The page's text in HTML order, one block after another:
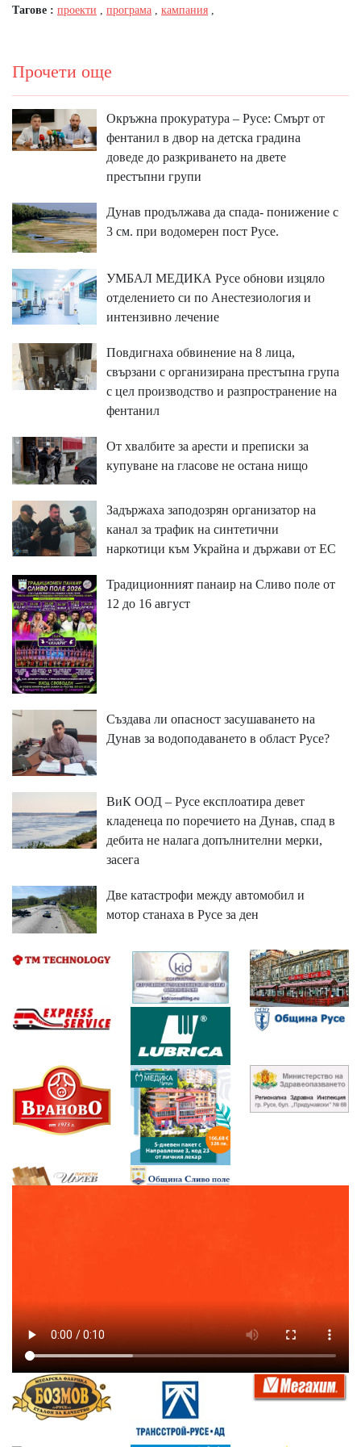
Тагове : проекти , програма , кампания ,
Прочети още
Окръжна прокуратура – Русе: Смърт от
фентанил в двор на детска градина
доведе до разкриването на двете
престъпни групи
Дунав продължава да спада- понижение с
3 см. при водомерен пост Русе.
УМБАЛ МЕДИКА Русе обнови изцяло
отделението си по Анестезиология и
интензивно лечение
Повдигнаха обвинение на 8 лица,
свързани с организирана престъпна група
с цел производство и разпространение на
фентанил
От хвалбите за арести и преписки за
купуване на гласове не остана нищо
Задържаха заподозрян организатор на
канал за трафик на синтетични
наркотици към Украйна и държави от ЕС
Традиционният панаир на Сливо поле от
12 до 16 август
Създава ли опасност засушаването на
Дунав за водоподаването в област Русе?
ВиК ООД – Русе експлоатира девет
кладенеца по поречието на Дунав, спад в
дебита не налага допълнителни мерки,
засега
Две катастрофи между автомобил и
мотор станаха в Русе за ден